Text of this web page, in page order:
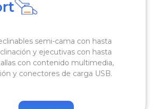
semi-cama con hasta
y ejecutivas con hasta
con contenido multimedia,
y conectores de carga USB.